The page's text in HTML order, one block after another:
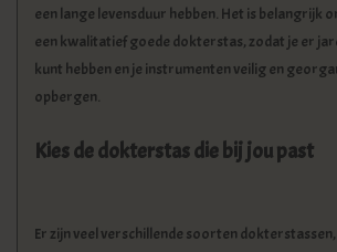
een lange levensduur hebben. Het is belangrijk
een kwalitatief goede dokterstas, zodat je er
kunt hebben en je instrumenten veilig en
opbergen.
Kies de dokterstas die bij jou past
Er zijn veel verschillende soorten